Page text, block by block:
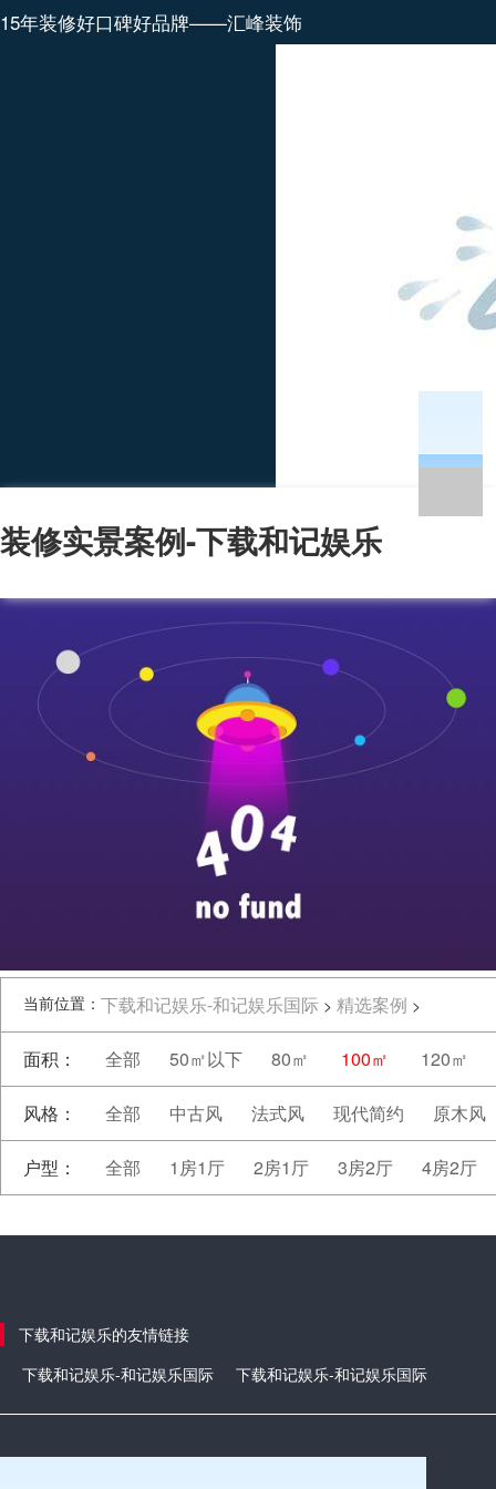
15年装修好口碑好品牌——汇峰装饰
装修实景案例-下载和记娱乐
当前位置： 下载和记娱乐-和记娱乐国际 > 精选案例 >
面积： 全部 50㎡以下 80㎡ 100㎡ 120㎡
风格： 全部 中古风 法式风 现代简约 原木风
户型： 全部 1房1厅 2房1厅 3房2厅 4房2厅
下载和记娱乐的友情链接
下载和记娱乐-和记娱乐国际
下载和记娱乐-和记娱乐国际